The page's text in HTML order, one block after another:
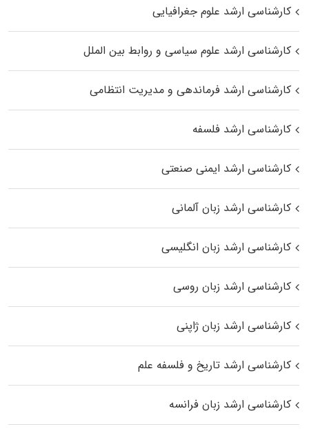
کارشناسی ارشد علوم جغرافیایی
کارشناسی ارشد علوم سیاسی و روابط بین الملل
کارشناسی ارشد فرماندهی و مدیریت انتظامی
کارشناسی ارشد فلسفه
کارشناسی ارشد ایمنی صنعتی
کارشناسی ارشد زبان آلمانی
کارشناسی ارشد زبان انگلیسی
کارشناسی ارشد زبان روسی
کارشناسی ارشد زبان ژاپنی
کارشناسی ارشد تاریخ و فلسفه علم
کارشناسی ارشد زبان فرانسه